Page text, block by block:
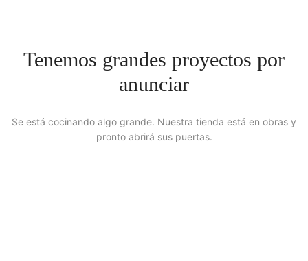
Tenemos grandes proyectos por
anunciar
Se está cocinando algo grande. Nuestra tienda está en obras y
pronto abrirá sus puertas.